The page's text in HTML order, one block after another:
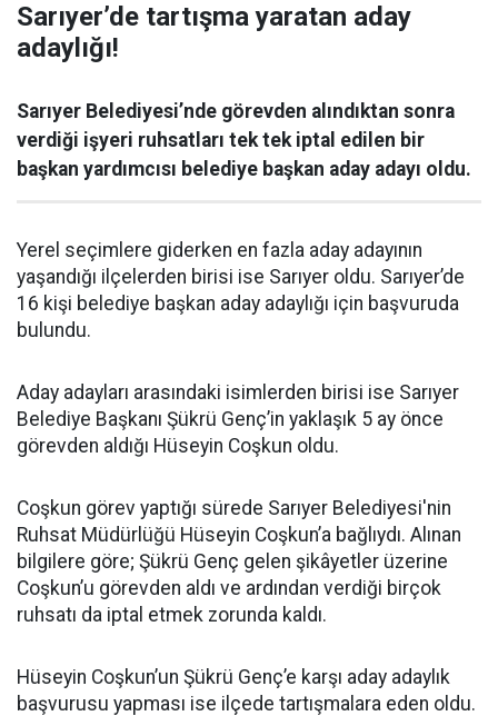
Sarıyer’de tartışma yaratan aday
adaylığı!
Sarıyer Belediyesi’nde görevden alındıktan sonra
verdiği işyeri ruhsatları tek tek iptal edilen bir
başkan yardımcısı belediye başkan aday adayı oldu.
Yerel seçimlere giderken en fazla aday adayının
yaşandığı ilçelerden birisi ise Sarıyer oldu. Sarıyer’de
16 kişi belediye başkan aday adaylığı için başvuruda
bulundu.
Aday adayları arasındaki isimlerden birisi ise Sarıyer
Belediye Başkanı Şükrü Genç’in yaklaşık 5 ay önce
görevden aldığı Hüseyin Coşkun oldu.
Coşkun görev yaptığı sürede Sarıyer Belediyesi'nin
Ruhsat Müdürlüğü Hüseyin Coşkun’a bağlıydı. Alınan
bilgilere göre; Şükrü Genç gelen şikâyetler üzerine
Coşkun’u görevden aldı ve ardından verdiği birçok
ruhsatı da iptal etmek zorunda kaldı.
Hüseyin Coşkun’un Şükrü Genç’e karşı aday adaylık
başvurusu yapması ise ilçede tartışmalara eden oldu.